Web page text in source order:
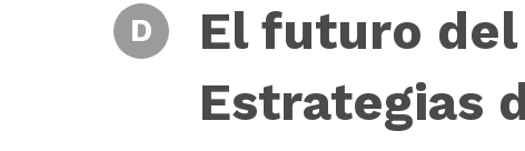
D
El futuro
Estrategias